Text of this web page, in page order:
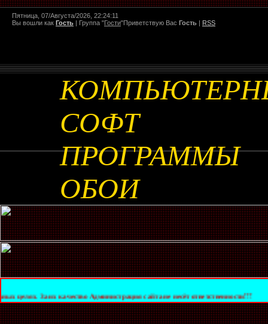
Пятница, 07/Августа/2026, 22:24:11
Вы вошли как Гость | Группа "Гости"Приветствую Вас Гость | RSS
СОФТ
ПРОГРАММЫ
ОБОИ
качество Администрация сайта не несёт ответственности!!!